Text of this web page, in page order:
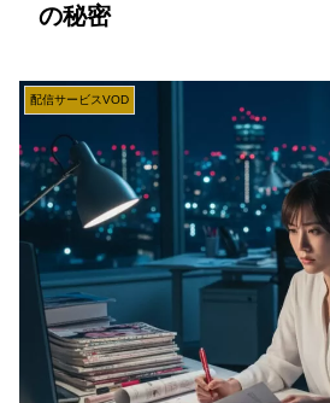
の秘密
配信サービスVOD